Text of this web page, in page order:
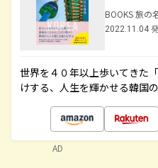
BOOKS 旅の
2022.11.04
世界を４０年以上歩いてきた
けする、人生を輝かせる韓国
AD